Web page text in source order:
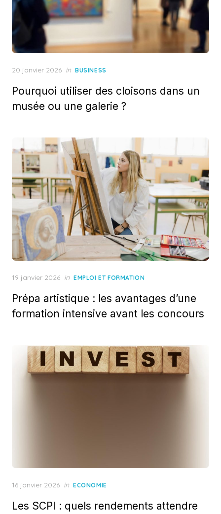
Posted
20 janvier 2026 in BUSINESS
Pourquoi utiliser des cloisons dans un
musée ou une galerie ?
Posted
19 janvier 2026 in EMPLOI ET FORMATION
Prépa artistique : les avantages d’une
formation intensive avant les concours
Posted
16 janvier 2026 in ECONOMIE
Les SCPI : quels rendements attendre